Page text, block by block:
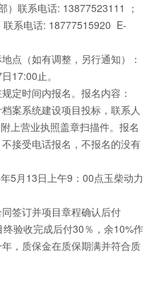
联系电话: 13877523111 ；
系电话: 18777515920 E-
（如有调整，另行通知）：
17:00止。
时间内报名。报名内容：
案系统建设项目投标，联系人
上营业执照盖章扫描件。报名
接受电话报名，不报名的没有
月13日上午9：00点玉柴动力
签订并项目章程确认后付
验收完成后付30％，余10%作
，质保金在质保期满并符合质